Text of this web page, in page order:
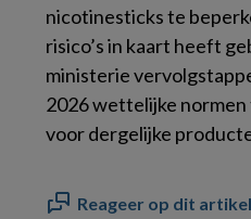
nicotinesticks te
risico’s in kaart heeft
ministerie
2026 wettelijke
voor dergelijke
Reageer op dit artikel